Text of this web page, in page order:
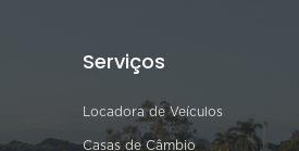
Serviços
Locadora de Veículos
Casas de Câmbio